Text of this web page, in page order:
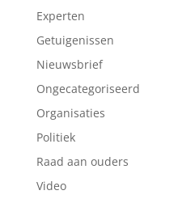
Experten
Getuigenissen
Nieuwsbrief
Ongecategoriseerd
Organisaties
Politiek
Raad aan ouders
Video